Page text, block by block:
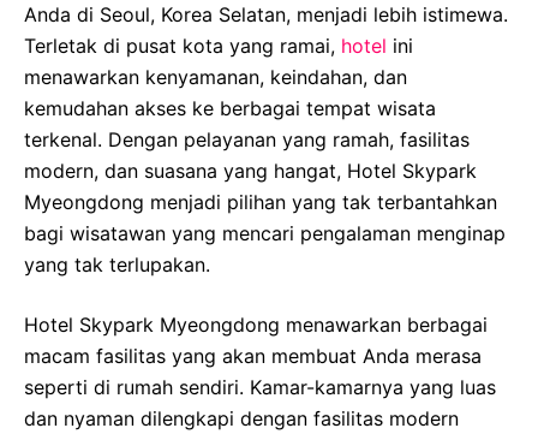
Anda di Seoul, Korea Selatan, menjadi lebih istimewa.
Terletak di pusat kota yang ramai, hotel ini
menawarkan kenyamanan, keindahan, dan
kemudahan akses ke berbagai tempat wisata
terkenal. Dengan pelayanan yang ramah, fasilitas
modern, dan suasana yang hangat, Hotel Skypark
Myeongdong menjadi pilihan yang tak terbantahkan
bagi wisatawan yang mencari pengalaman menginap
yang tak terlupakan.
Hotel Skypark Myeongdong menawarkan berbagai
macam fasilitas yang akan membuat Anda merasa
seperti di rumah sendiri. Kamar-kamarnya yang luas
dan nyaman dilengkapi dengan fasilitas modern